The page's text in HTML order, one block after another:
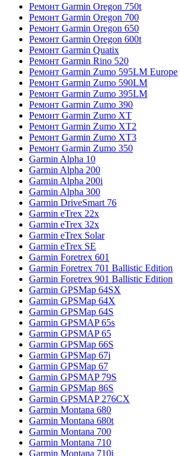
Ремонт Garmin Oregon 750t
Ремонт Garmin Oregon 700
Ремонт Garmin Oregon 650
Ремонт Garmin Oregon 600t
Ремонт Garmin Quatix
Ремонт Garmin Rino 520
Ремонт Garmin Zumo 595LM Europe
Ремонт Garmin Zumo 590LM
Ремонт Garmin Zumo 395LM
Ремонт Garmin Zumo 390
Ремонт Garmin Zumo XT
Ремонт Garmin Zumo XT2
Ремонт Garmin Zumo XT3
Ремонт Garmin Zumo 350
Garmin Alpha 10
Garmin Alpha 200
Garmin Alpha 200i
Garmin Alpha 300
Garmin DriveSmart 76
Garmin eTrex 22x
Garmin eTrex 32x
Garmin eTrex Solar
Garmin eTrex SE
Garmin Foretrex 601
Garmin Foretrex 701 Ballistic Edition
Garmin Foretrex 901 Ballistic Edition
Garmin GPSMap 64SX
Garmin GPSMap 64X
Garmin GPSMap 64S
Garmin GPSMAP 65s
Garmin GPSMAP 65
Garmin GPSMap 66S
Garmin GPSMap 67i
Garmin GPSMap 67
Garmin GPSMAP 79S
Garmin GPSMap 86S
Garmin GPSMAP 276CX
Garmin Montana 680
Garmin Montana 680t
Garmin Montana 700
Garmin Montana 710
Garmin Montana 710i